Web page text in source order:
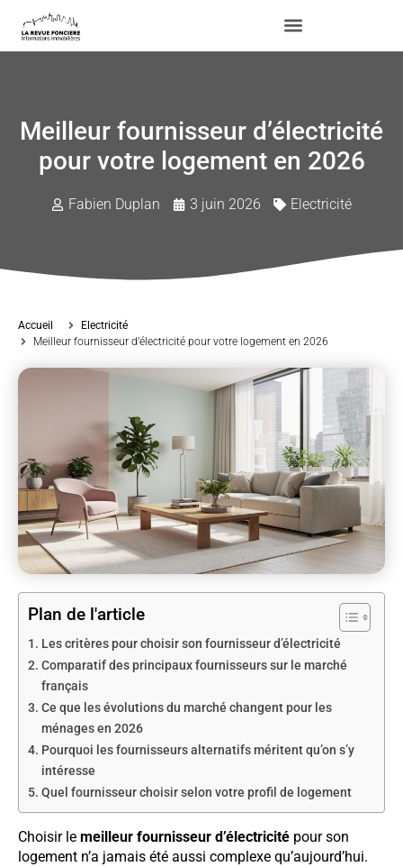
Meilleur fournisseur d’électricité
pour votre logement en 2026
Fabien Duplan 3 juin 2026 Electricité
Accueil
Electricité
Meilleur fournisseur d’électricité pour votre logement en 2026
Plan de l'article
Les critères pour choisir son fournisseur d’électricité
Comparatif des principaux fournisseurs sur le marché
français
Ce que les évolutions du marché changent pour les
ménages en 2026
Pourquoi les fournisseurs alternatifs méritent qu’on s’y
intéresse
Quel fournisseur choisir selon votre profil de logement
Choisir le meilleur fournisseur d’électricité pour son
logement n’a jamais été aussi complexe qu’aujourd’hui.